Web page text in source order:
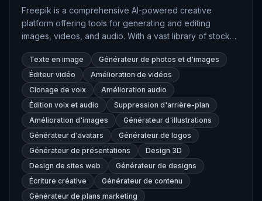
Freepik is a comprehensive AI-powered creative
platform offering tools for generating and editing
images, videos, and audio. With a vast library of stock
Freepik enables users to create high-quality visual
content efficiently.
Texte en image
Générateur de photos et d'images
Éditeur vidéo
Amélioration de vidéos
Clonage de voix
Amélioration audio
Édition voix et audio
Suppression d'arrière-plan
Amélioration d'images
Générateur d'illustrations
Générateur d'avatars
Générateur de logos
Générateur de présentations
Design 3D
Design de sites web
Générateur de designs
Écriture créative
Générateur de contenu
Générateur de plans marketing